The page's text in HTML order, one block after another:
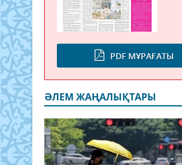
PDF МҰРАҒАТЫ
ӘЛЕМ ЖАҢАЛЫҚТАРЫ